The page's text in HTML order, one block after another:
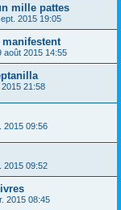
mille pattes
2015 19:05
août 2015 14:55
2015 21:58
2015 09:56
2015 09:52
2015 08:45